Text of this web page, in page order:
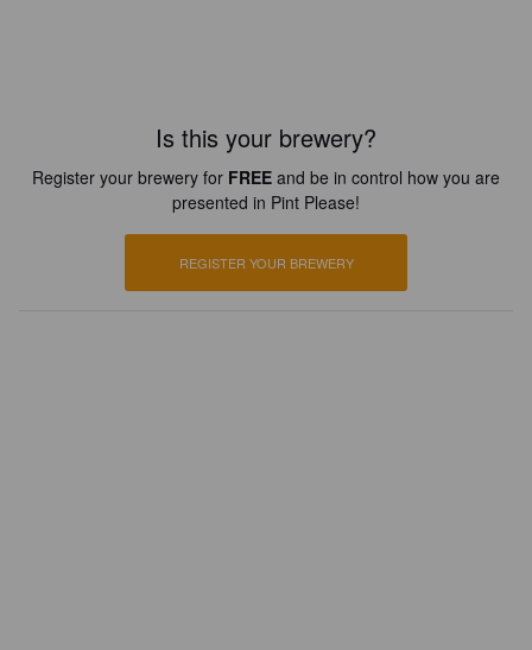
Is this your brewery?
Register your brewery for FREE and be in control how you are
presented in Pint Please!
REGISTER YOUR BREWERY